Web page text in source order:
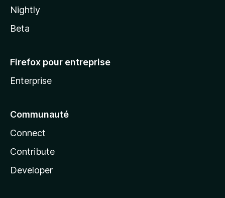
Nightly
Beta
Firefox pour entreprise
Enterprise
Communauté
Connect
Contribute
Developer